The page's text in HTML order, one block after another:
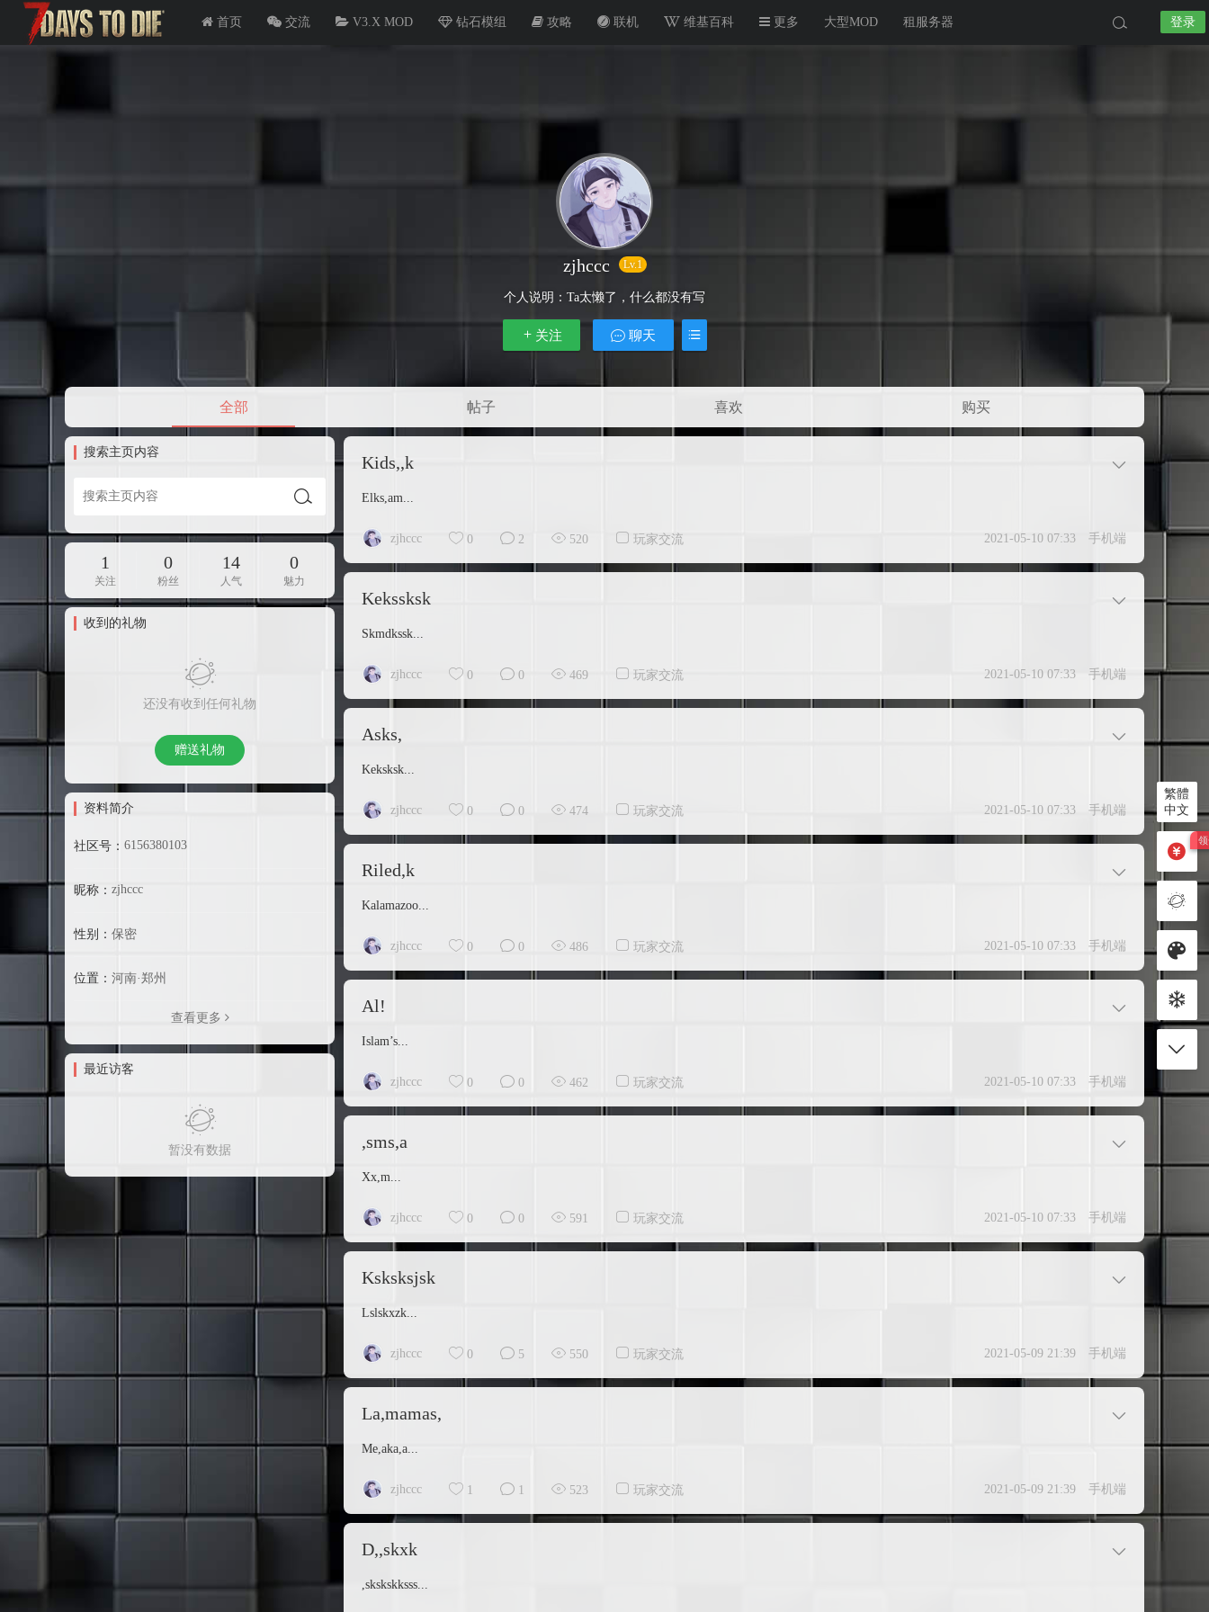
首页 交流 V3.X MOD 钻石模组 攻略 联机 维基百科 更多 大型MOD 租服务器 登录
zjhccc Lv.1
个人说明： Ta太懒了，什么都没有写
关注 聊天
全部 帖子 喜欢 购买
搜索主页内容
1
关注
0
粉丝
14
人气
0
魅力
收到的礼物
还没有收到任何礼物
赠送礼物
资料简介
社区号： 6156380103
昵称： zjhccc
性别： 保密
位置： 河南·郑州
查看更多
最近访客
暂没有数据
Kids,,k
Elks,am...
zjhccc 0 2 520 玩家交流 2021-05-10 07:33 手机端
Kekssksk
Skmdkssk...
zjhccc 0 0 469 玩家交流 2021-05-10 07:33 手机端
Asks,
Keksksk...
zjhccc 0 0 474 玩家交流 2021-05-10 07:33 手机端
Riled,k
Kalamazoo...
zjhccc 0 0 486 玩家交流 2021-05-10 07:33 手机端
Al!
Islam’s...
zjhccc 0 0 462 玩家交流 2021-05-10 07:33 手机端
,sms,a
Xx,m...
zjhccc 0 0 591 玩家交流 2021-05-10 07:33 手机端
Ksksksjsk
Lslskxzk...
zjhccc 0 5 550 玩家交流 2021-05-09 21:39 手机端
La,mamas,
Me,aka,a...
zjhccc 1 1 523 玩家交流 2021-05-09 21:39 手机端
D,,skxk
,skskskksss...
繁體
中文